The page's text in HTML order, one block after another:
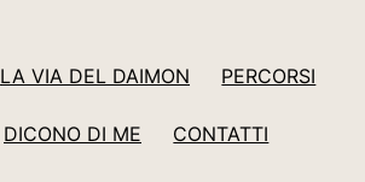
LA VIA DEL DAIMON PERCORSI
DICONO DI ME CONTATTI